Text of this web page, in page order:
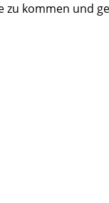
kommen und